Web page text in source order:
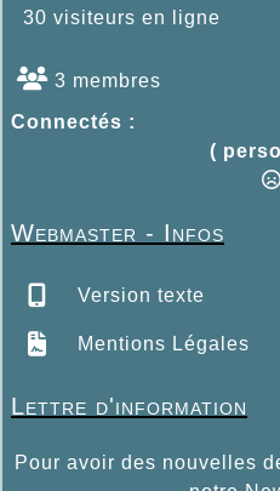
30 visiteurs en ligne
3 membres
Connectés :
(
Webmaster - Infos
Version texte
Mentions Légales
Lettre d'information
Pour avoir des nouvelles